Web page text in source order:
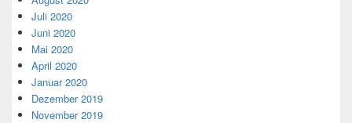
Juli 2020
Juni 2020
Mai 2020
April 2020
Januar 2020
Dezember 2019
November 2019